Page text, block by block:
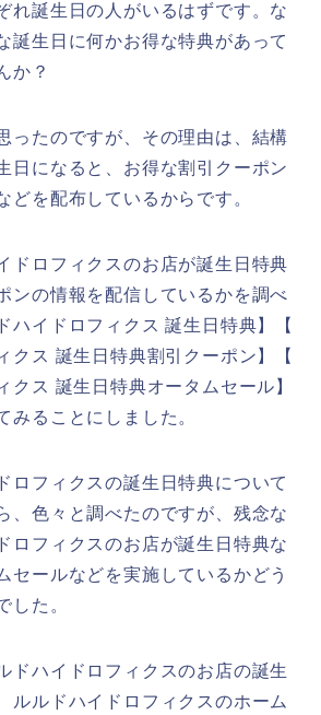
れ誕生日の人がいるはずです。な
誕生日に何かお得な特典があって
か？
ったのですが、その理由は、結構
日になると、お得な割引クーポン
どを配布しているからです。
ドロフィクスのお店が誕生日特典
ンの情報を配信しているかを調べ
ハイドロフィクス 誕生日特典】【
クス 誕生日特典割引クーポン】【
クス 誕生日特典オータムセール】
みることにしました。
ロフィクスの誕生日特典について
、色々と調べたのですが、残念な
ロフィクスのお店が誕生日特典な
セールなどを実施しているかどう
した。
ドハイドロフィクスのお店の誕生
ルルドハイドロフィクスのホーム